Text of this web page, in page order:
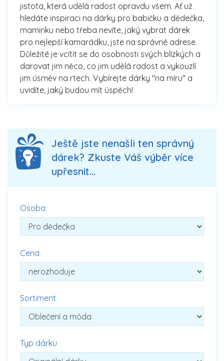
jistota, která udělá radost opravdu všem. Ať už
hledáte inspiraci na dárky pro babičku a dědečka,
maminku nebo třeba nevíte, jaký vybrat dárek
pro nejlepší kamarádku, jste na správné adrese.
Důležité je vcítit se do osobnosti svých blízkých a
darovat jim něco, co jim udělá radost a vykouzlí
jim úsměv na rtech. Vybírejte dárky "na míru" a
uvidíte, jaký budou mít úspěch!
Ještě jste nenašli ten správný
dárek? Zkuste Váš výběr více
upřesnit...
Osoba
Cena
Sortiment
Typ dárku